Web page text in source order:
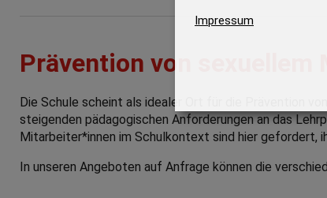
Prävention von sexuellem
Die Schule scheint als idealer Ort für die Prävention
steigenden pädagogischen Anforderungen an das
Mitarbeiter*innen im Schulkontext sind hier gefordert,
In unseren Angeboten auf Anfrage können die
Impressum